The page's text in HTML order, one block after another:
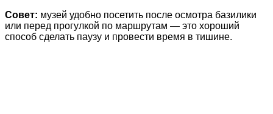
Совет: музей удобно посетить после осмотра базилики
или перед прогулкой по маршрутам — это хороший
способ сделать паузу и провести время в тишине.